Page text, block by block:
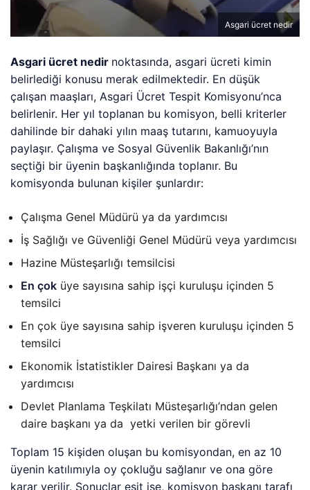
Asgari ücret nedir
Asgari ücret nedir noktasında, asgari ücreti kimin
belirlediği konusu merak edilmektedir. En düşük
çalışan maaşları, Asgari Ücret Tespit Komisyonu’nca
belirlenir. Her yıl toplanan bu komisyon, belli kriterler
dahilinde bir dahaki yılın maaş tutarını, kamuoyuyla
paylaşır. Çalışma ve Sosyal Güvenlik Bakanlığı’nın
seçtiği bir üyenin başkanlığında toplanır. Bu
komisyonda bulunan kişiler şunlardır:
Çalışma Genel Müdürü ya da yardımcısı
İş Sağlığı ve Güvenliği Genel Müdürü veya yardımcısı
Hazine Müsteşarlığı temsilcisi
En çok üye sayısına sahip işçi kuruluşu içinden 5
temsilci
En çok üye sayısına sahip işveren kuruluşu içinden 5
temsilci
Ekonomik İstatistikler Dairesi Başkanı ya da
yardımcısı
Devlet Planlama Teşkilatı Müsteşarlığı’ndan gelen
daire başkanı ya da yetki verilen bir görevli
Toplam 15 kişiden oluşan bu komisyondan, en az 10
üyenin katılımıyla oy çokluğu sağlanır ve ona göre
karar verilir. Sonuçlar eşit ise, komisyon başkanı tarafı